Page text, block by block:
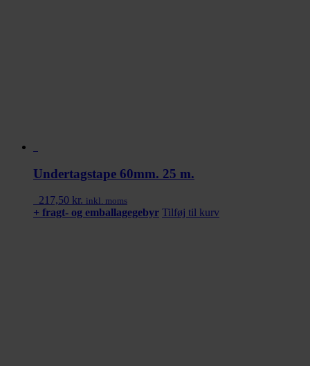
Undertagstape 60mm. 25 m.
217,50 kr. inkl. moms
+ fragt- og emballagegebyr Tilføj til kurv